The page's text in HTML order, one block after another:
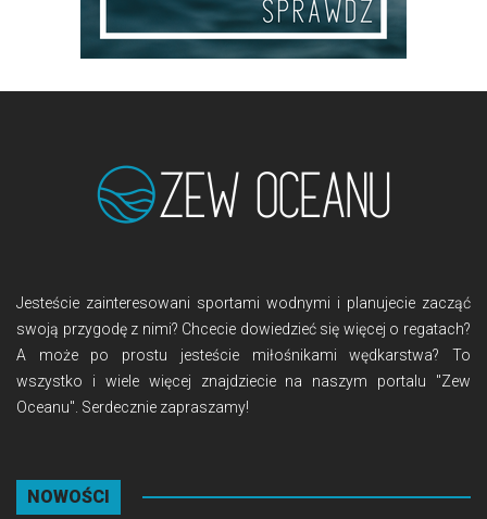
Jesteście zainteresowani sportami wodnymi i planujecie zacząć
swoją przygodę z nimi? Chcecie dowiedzieć się więcej o regatach?
A może po prostu jesteście miłośnikami wędkarstwa? To
wszystko i wiele więcej znajdziecie na naszym portalu "Zew
Oceanu". Serdecznie zapraszamy!
NOWOŚCI